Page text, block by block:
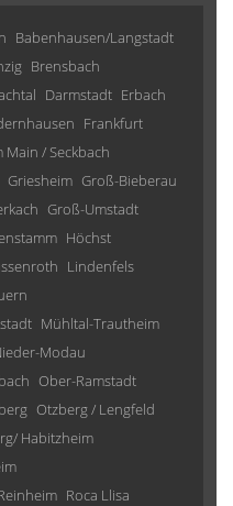
Babenhausen/Langstadt
Brensbach
Darmstadt Erbach
Frankfurt
Main / Seckbach
Griesheim Groß-Bieberau
Groß-Umstadt
Höchst
Lindenfels
Mühltal-Trautheim
Modau
Ober-Ramstadt
Otzberg / Lengfeld
Habitzheim
Roca Llisa